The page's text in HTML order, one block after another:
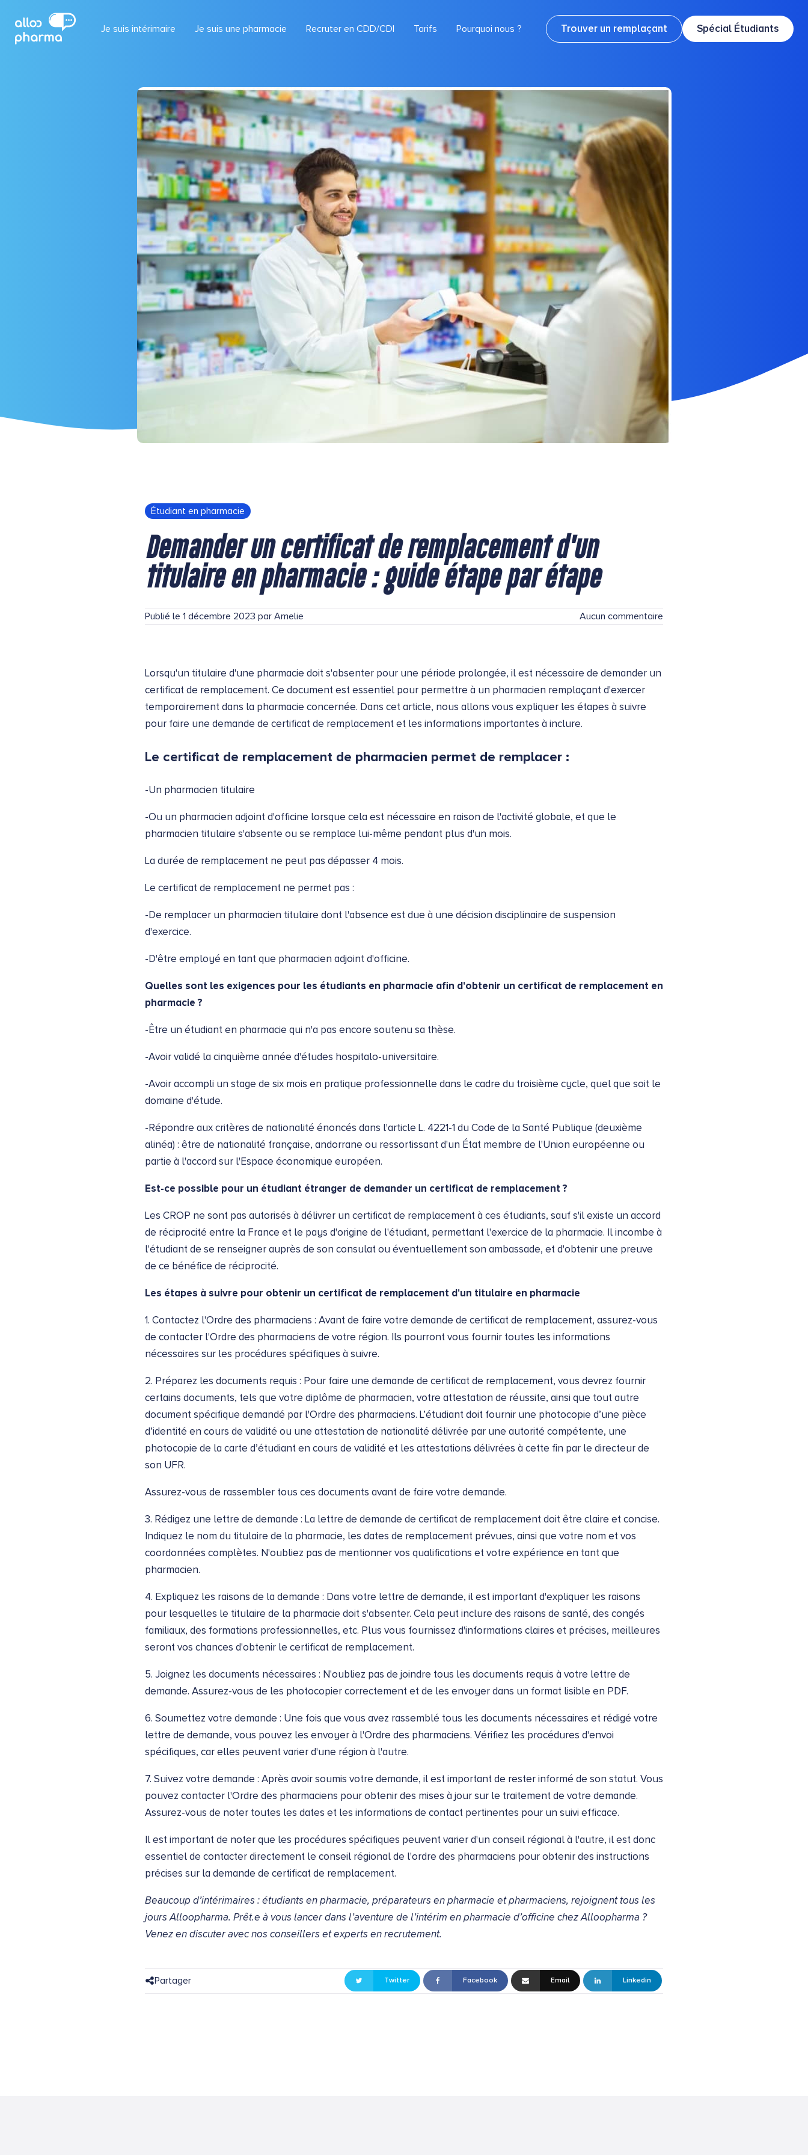
Je suis intérimaire Je suis une pharmacie Recruter en CDD/CDI Tarifs Pourquoi nous ? Trouver un remplaçant Spécial Étudiants
Étudiant en pharmacie
Demander un certificat de remplacement d'un
titulaire en pharmacie : guide étape par étape
Publié le 1 décembre 2023 par Amelie Aucun commentaire
Lorsqu'un titulaire d'une pharmacie doit s'absenter pour une période prolongée, il est nécessaire de demander un
certificat de remplacement. Ce document est essentiel pour permettre à un pharmacien remplaçant d'exercer
temporairement dans la pharmacie concernée. Dans cet article, nous allons vous expliquer les étapes à suivre
pour faire une demande de certificat de remplacement et les informations importantes à inclure.
Le certificat de remplacement de pharmacien permet de remplacer :
-Un pharmacien titulaire
-Ou un pharmacien adjoint d'officine lorsque cela est nécessaire en raison de l'activité globale, et que le
pharmacien titulaire s'absente ou se remplace lui-même pendant plus d'un mois.
La durée de remplacement ne peut pas dépasser 4 mois.
Le certificat de remplacement ne permet pas :
-De remplacer un pharmacien titulaire dont l'absence est due à une décision disciplinaire de suspension
d'exercice.
-D'être employé en tant que pharmacien adjoint d'officine.
Quelles sont les exigences pour les étudiants en pharmacie afin d'obtenir un certificat de remplacement en
pharmacie ?
-Être un étudiant en pharmacie qui n'a pas encore soutenu sa thèse.
-Avoir validé la cinquième année d'études hospitalo-universitaire.
-Avoir accompli un stage de six mois en pratique professionnelle dans le cadre du troisième cycle, quel que soit le
domaine d'étude.
-Répondre aux critères de nationalité énoncés dans l'article L. 4221-1 du Code de la Santé Publique (deuxième
alinéa) : être de nationalité française, andorrane ou ressortissant d'un État membre de l'Union européenne ou
partie à l'accord sur l'Espace économique européen.
Est-ce possible pour un étudiant étranger de demander un certificat de remplacement ?
Les CROP ne sont pas autorisés à délivrer un certificat de remplacement à ces étudiants, sauf s'il existe un accord
de réciprocité entre la France et le pays d'origine de l'étudiant, permettant l'exercice de la pharmacie. Il incombe à
l'étudiant de se renseigner auprès de son consulat ou éventuellement son ambassade, et d'obtenir une preuve
de ce bénéfice de réciprocité.
Les étapes à suivre pour obtenir un certificat de remplacement d'un titulaire en pharmacie
1. Contactez l'Ordre des pharmaciens : Avant de faire votre demande de certificat de remplacement, assurez-vous
de contacter l'Ordre des pharmaciens de votre région. Ils pourront vous fournir toutes les informations
nécessaires sur les procédures spécifiques à suivre.
2. Préparez les documents requis : Pour faire une demande de certificat de remplacement, vous devrez fournir
certains documents, tels que votre diplôme de pharmacien, votre attestation de réussite, ainsi que tout autre
document spécifique demandé par l'Ordre des pharmaciens. L’étudiant doit fournir une photocopie d’une pièce
d’identité en cours de validité ou une attestation de nationalité délivrée par une autorité compétente, une
photocopie de la carte d’étudiant en cours de validité et les attestations délivrées à cette fin par le directeur de
son UFR.
Assurez-vous de rassembler tous ces documents avant de faire votre demande.
3. Rédigez une lettre de demande : La lettre de demande de certificat de remplacement doit être claire et concise.
Indiquez le nom du titulaire de la pharmacie, les dates de remplacement prévues, ainsi que votre nom et vos
coordonnées complètes. N'oubliez pas de mentionner vos qualifications et votre expérience en tant que
pharmacien.
4. Expliquez les raisons de la demande : Dans votre lettre de demande, il est important d'expliquer les raisons
pour lesquelles le titulaire de la pharmacie doit s'absenter. Cela peut inclure des raisons de santé, des congés
familiaux, des formations professionnelles, etc. Plus vous fournissez d'informations claires et précises, meilleures
seront vos chances d'obtenir le certificat de remplacement.
5. Joignez les documents nécessaires : N'oubliez pas de joindre tous les documents requis à votre lettre de
demande. Assurez-vous de les photocopier correctement et de les envoyer dans un format lisible en PDF.
6. Soumettez votre demande : Une fois que vous avez rassemblé tous les documents nécessaires et rédigé votre
lettre de demande, vous pouvez les envoyer à l'Ordre des pharmaciens. Vérifiez les procédures d'envoi
spécifiques, car elles peuvent varier d'une région à l'autre.
7. Suivez votre demande : Après avoir soumis votre demande, il est important de rester informé de son statut. Vous
pouvez contacter l'Ordre des pharmaciens pour obtenir des mises à jour sur le traitement de votre demande.
Assurez-vous de noter toutes les dates et les informations de contact pertinentes pour un suivi efficace.
Il est important de noter que les procédures spécifiques peuvent varier d'un conseil régional à l'autre, il est donc
essentiel de contacter directement le conseil régional de l'ordre des pharmaciens pour obtenir des instructions
précises sur la demande de certificat de remplacement.
Beaucoup d’intérimaires : étudiants en pharmacie, préparateurs en pharmacie et pharmaciens, rejoignent tous les
joursAlloopharma. Prêt.e à vous lancer dans l’aventure de l’intérim en pharmacie d’officine chez Alloopharma ?
Venez en discuter avec nos conseillers et experts en recrutement.
Partager Twitter Facebook Email Linkedin